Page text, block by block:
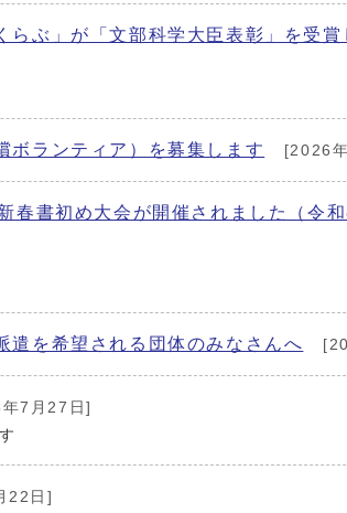
ぶ」が「文部科学大臣表彰」を受賞
ボランティア）を募集します [2026
春書初め大会が開催されました（令和
遣を希望される団体のみなさんへ
7月27日]
22日]